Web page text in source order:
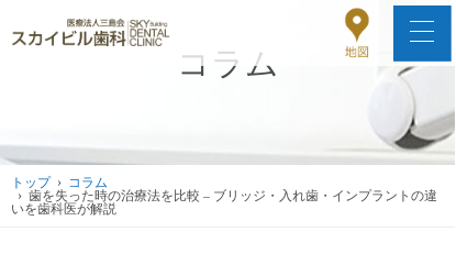
コラム
トップ› コラム
› 歯を失った時の治療法を比較 – ブリッジ・入れ歯・インプラントの違
いを歯科医が解説